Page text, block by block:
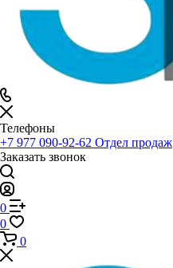
Телефоны
+7 977 090-92-62 Отдел продаж
Заказать звонок
0
0
0